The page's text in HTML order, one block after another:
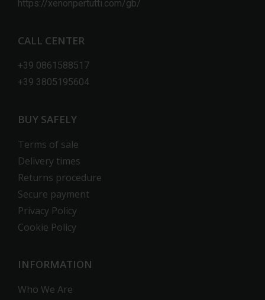
https://xenonpertutti.com/gb/
CALL CENTER
+39 0861588517
+39 3805195604
BUY SAFELY
Terms of sale
Delivery times
Returns procedure
Secure payment
Privacy Policy
Cookie Policy
INFORMATION
Who We Are